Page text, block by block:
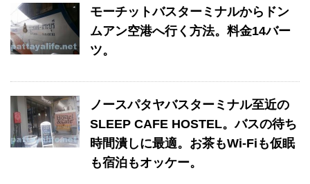
モーチットバスターミナルからドン
ムアン空港へ行く方法。料金14バー
ツ。
ノースパタヤバスターミナル至近の
SLEEP CAFE HOSTEL。バスの待ち
時間潰しに最適。お茶もWi-Fiも仮眠
も宿泊もオッケー。